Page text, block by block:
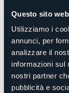
Questo sito
Utilizziamo i
annunci, per
analizzare il
informazioni sul
nostri partner
pubblicità e
Monia e Walter
Accesso disabili
No
Centro
No
Sala congressi
No